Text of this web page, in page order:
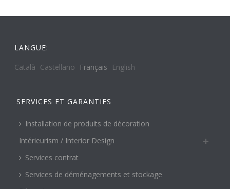
LANGUE:
Català Castellano Français English
SERVICES ET GARANTIES
Installation de produits de décoration
Intérieurism / Interior Design
Services contrat
Services de déménagements et stockage